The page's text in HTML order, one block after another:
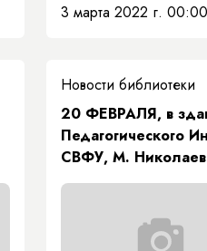
3 марта 2022 г. 00:00
Новости библиотеки
20 ФЕВРАЛЯ, в
Педагогического
СВФУ, М. Николаев
встретился к
составом и